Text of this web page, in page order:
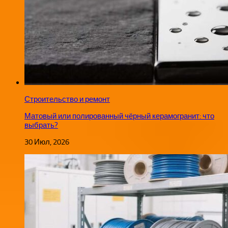
Строительство и ремонт
Матовый или полированный чёрный керамогранит: что
выбрать?
30 Июл, 2026